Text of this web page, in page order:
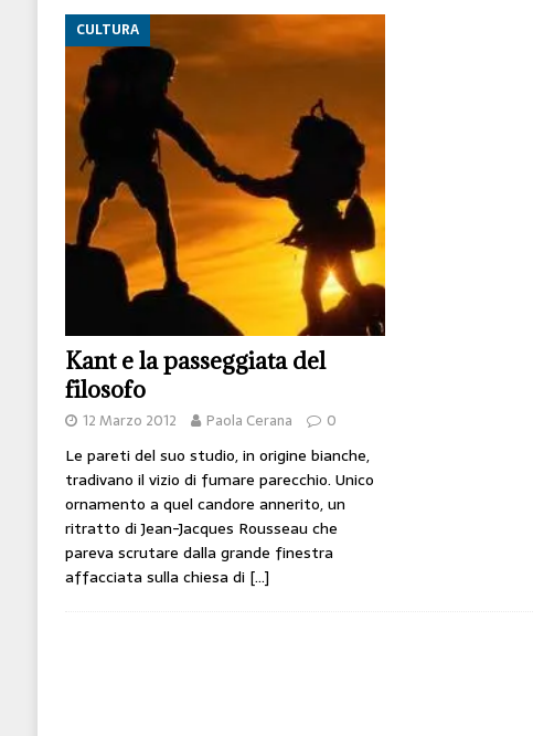
CULTURA
Kant e la passeggiata del
filosofo
12 Marzo 2012 Paola Cerana 0
Le pareti del suo studio, in origine bianche,
tradivano il vizio di fumare parecchio. Unico
ornamento a quel candore annerito, un
ritratto di Jean-Jacques Rousseau che
pareva scrutare dalla grande finestra
affacciata sulla chiesa di […]